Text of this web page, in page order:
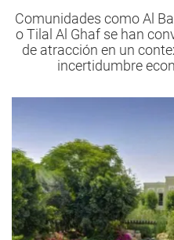
Comunidades como Al
o Tilal Al Ghaf se han
de atracción en un
incertidumbre